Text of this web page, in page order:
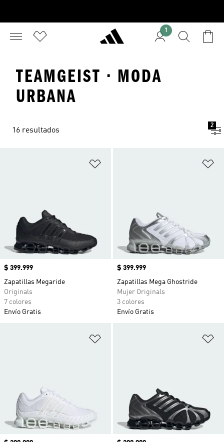
1
TEAMGEIST · MODA
URBANA
16 resultados
2
Precio
$ 399.999
Zapatillas Megaride
Originals
7 colores
Envío Gratis
Precio
$ 399.999
Zapatillas Mega Ghostride
Mujer Originals
3 colores
Envío Gratis